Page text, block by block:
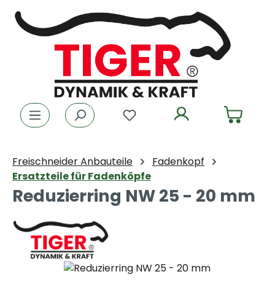
Zum Hauptinhalt springen
Du hast 0 Produkte auf
Freischneider Anbauteile
Fadenkopf
Ersatzteile für Fadenköpfe
Reduzierring NW 25 - 20 mm
Bildergalerie überspringen